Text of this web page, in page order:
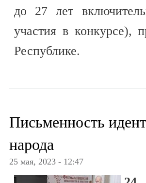
до 27 лет
участия в конкурсе),
Республике.
Письменность
народа
25 мая, 2023 - 12:47